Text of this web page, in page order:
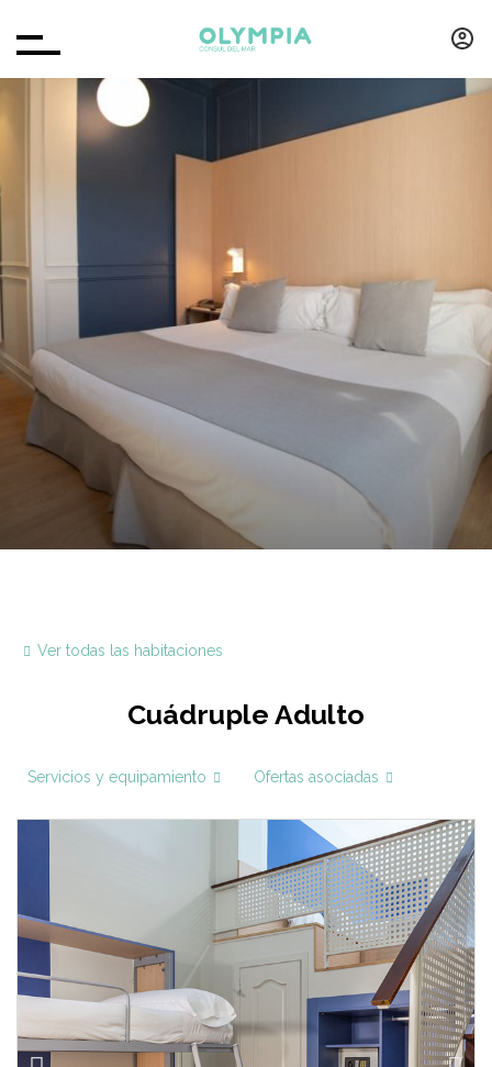
Ver todas las habitaciones
Cuádruple Adulto
Servicios y equipamiento Ofertas asociadas